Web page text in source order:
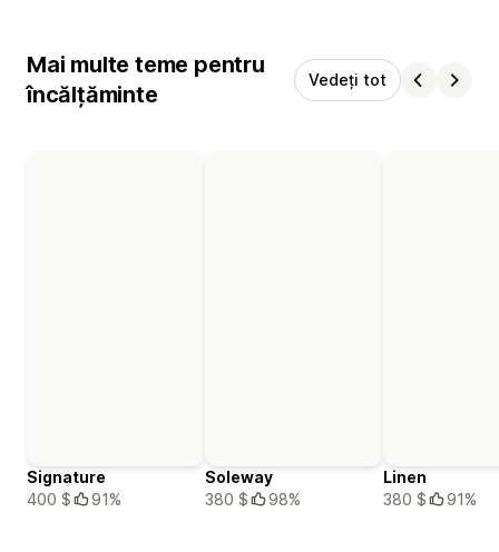
Mai multe teme pentru
încălțăminte
Vedeți tot
Signature
400 $
91%
Soleway
380 $
98%
Linen
380 $
91%